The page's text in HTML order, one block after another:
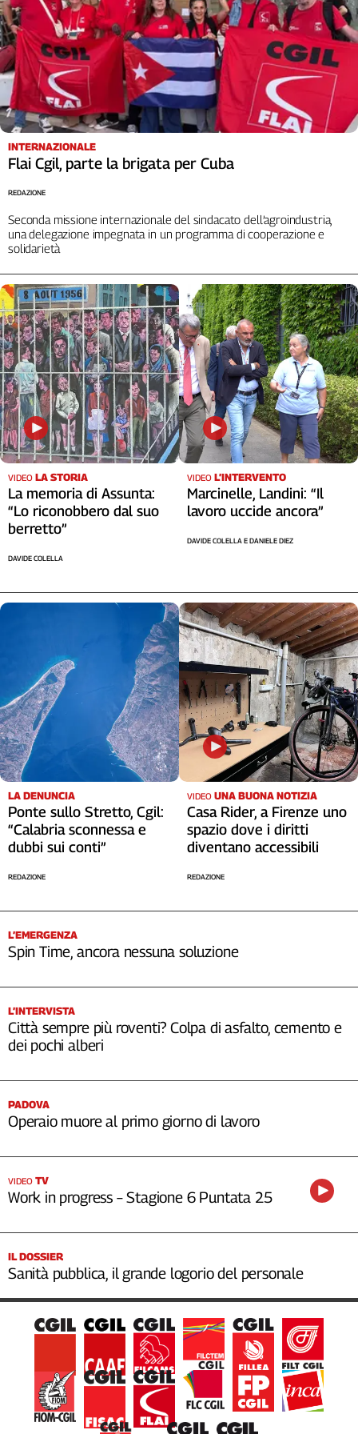
INTERNAZIONALE
Flai Cgil, parte la brigata per Cuba
Seconda missione internazionale del sindacato dell’agroindustria,
una delegazione impegnata in un programma di cooperazione e
solidarietà
REDAZIONE
VIDEO LA STORIA
La memoria di Assunta:
“Lo riconobbero dal suo
berretto”
DAVIDE COLELLA
VIDEO L’INTERVENTO
Marcinelle, Landini: “Il
lavoro uccide ancora”
DAVIDE COLELLA E DANIELE DIEZ
LA DENUNCIA
Ponte sullo Stretto, Cgil:
“Calabria sconnessa e
dubbi sui conti”
REDAZIONE
VIDEO UNA BUONA NOTIZIA
Casa Rider, a Firenze uno
spazio dove i diritti
diventano accessibili
REDAZIONE
L’EMERGENZA
Spin Time, ancora nessuna soluzione
L’INTERVISTA
Città sempre più roventi? Colpa di asfalto, cemento e
dei pochi alberi
PADOVA
Operaio muore al primo giorno di lavoro
VIDEO TV
Work in progress – Stagione 6 Puntata 25
IL DOSSIER
Sanità pubblica, il grande logorio del personale